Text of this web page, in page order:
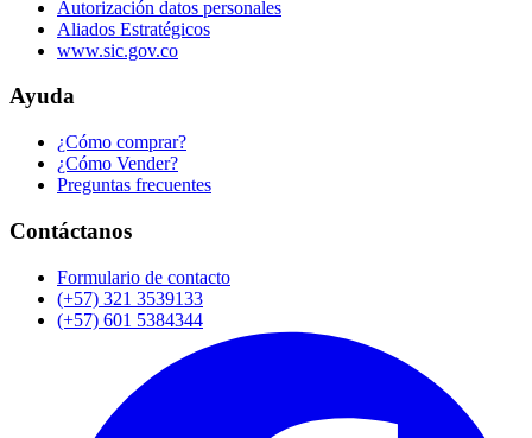
Autorización datos personales
Aliados Estratégicos
www.sic.gov.co
Ayuda
¿Cómo comprar?
¿Cómo Vender?
Preguntas frecuentes
Contáctanos
Formulario de contacto
(+57) 321 3539133
(+57) 601 5384344